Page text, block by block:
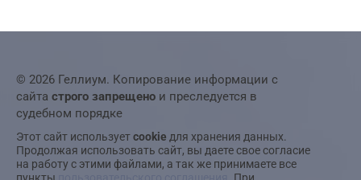
© 2026 Геллиум. Копирование информации с
сайта строго запрещено и преследуется в
судебном порядке
Этот сайт используетcookie для хранения данных.
Продолжая использовать сайт, вы даете свое согласие
на работу с этими файлами, а так же принимаете все
пункты
. При